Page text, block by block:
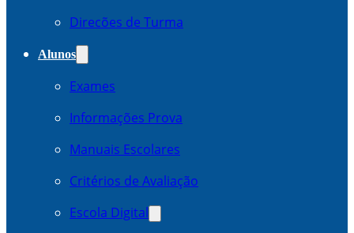
Direcões de Turma
Alunos
Exames
Informações Prova
Manuais Escolares
Critérios de Avaliação
Escola Digital